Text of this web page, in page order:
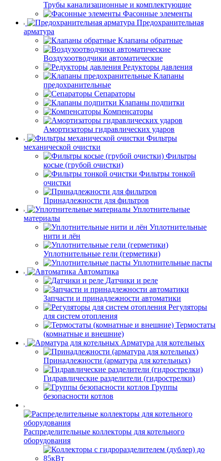
Трубы канализационные и комплектующие
Фасонные элементы
Предохранительная
арматура
Клапаны обратные
Воздухоотводчики автоматические
Редукторы давления
Клапаны
предохранительные
Сепараторы
Клапаны подпитки
Компенсаторы
Амортизаторы гидравлических ударов
Фильтры
механической очистки
Фильтры
косые (грубой очистки)
Фильтры тонкой
очистки
Принадлежности для фильтров
Уплотнительные
материалы
Уплотнительные
нити и лён
Уплотнительные гели (герметики)
Уплотнительные пасты
Автоматика
Датчики и реле
Запчасти и принадлежности автоматики
Регуляторы
для систем отопления
Термостаты
(комнатные и внешние)
Арматура для котельных
Принадлежности (арматура для котельных)
Гидравлические разделители (гидрострелки)
Группы
безопасности котлов
Распределительные коллекторы для котельного
оборудования